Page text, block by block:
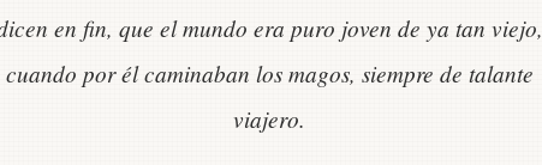
en fin, que el mundo era puro joven de ya tan viejo,
cuando por él caminaban los magos, siempre de talante
viajero.